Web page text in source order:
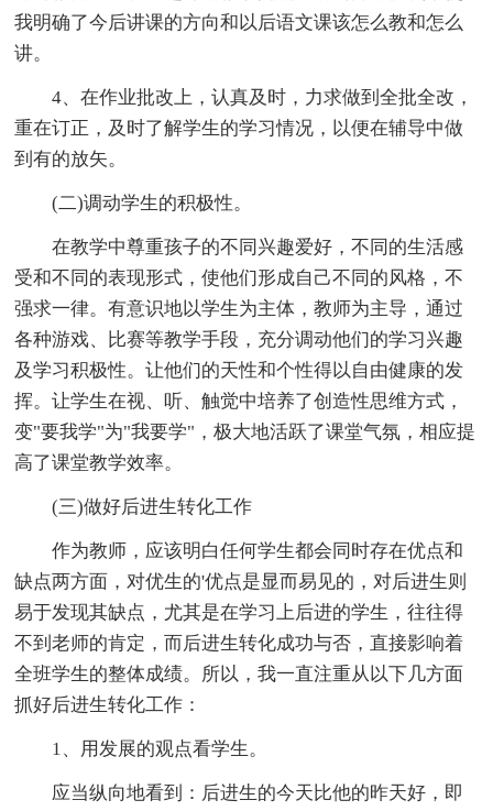
我明确了今后讲课的方向和以后语文课该怎么教和怎么
讲。
4、在作业批改上，认真及时，力求做到全批全改，
重在订正，及时了解学生的学习情况，以便在辅导中做
到有的放矢。
(二)调动学生的积极性。
在教学中尊重孩子的不同兴趣爱好，不同的生活感
受和不同的表现形式，使他们形成自己不同的风格，不
强求一律。有意识地以学生为主体，教师为主导，通过
各种游戏、比赛等教学手段，充分调动他们的学习兴趣
及学习积极性。让他们的天性和个性得以自由健康的发
挥。让学生在视、听、触觉中培养了创造性思维方式，
变"要我学"为"我要学"，极大地活跃了课堂气氛，相应提
高了课堂教学效率。
(三)做好后进生转化工作
作为教师，应该明白任何学生都会同时存在优点和
缺点两方面，对优生的'优点是显而易见的，对后进生则
易于发现其缺点，尤其是在学习上后进的学生，往往得
不到老师的肯定，而后进生转化成功与否，直接影响着
全班学生的整体成绩。所以，我一直注重从以下几方面
抓好后进生转化工作：
1、用发展的观点看学生。
应当纵向地看到：后进生的今天比他的昨天好，即